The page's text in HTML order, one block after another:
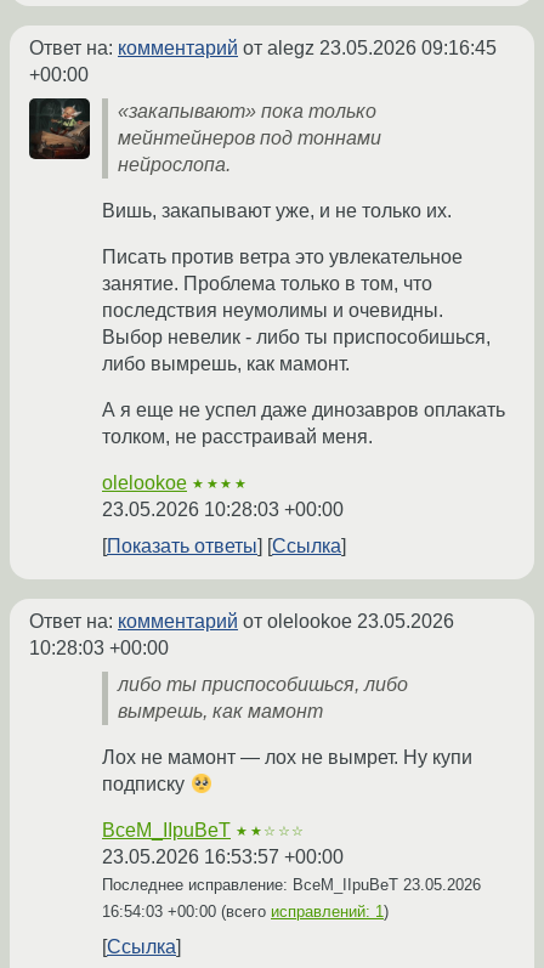
Ответ на: комментарий от alegz 23.05.2026 09:16:45
+00:00
«закапывают» пока только
мейнтейнеров под тоннами
нейрослопа.
Вишь, закапывают уже, и не только их.
Писать против ветра это увлекательное
занятие. Проблема только в том, что
последствия неумолимы и очевидны.
Выбор невелик - либо ты приспособишься,
либо вымрешь, как мамонт.
А я еще не успел даже динозавров оплакать
толком, не расстраивай меня.
olelookoe ★★★★
23.05.2026 10:28:03 +00:00
Показать ответы
Ссылка
Ответ на: комментарий от olelookoe 23.05.2026
10:28:03 +00:00
либо ты приспособишься, либо
вымрешь, как мамонт
Лох не мамонт — лох не вымрет. Ну купи
подписку
BceM_IIpuBeT ★★☆☆☆
23.05.2026 16:53:57 +00:00
Последнее исправление: BceM_IIpuBeT 23.05.2026
16:54:03 +00:00 (всего исправлений: 1)
Ссылка